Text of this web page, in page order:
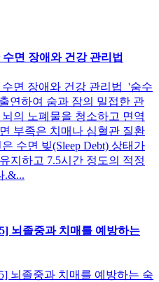
면 장애와 건강 관리법
면 장애와 건강 관리법 '숨수
연하여 숨과 잠의 밀접한 관
의 노폐물을 청소하고 면역
부족은 치매나 심혈관 질환
수면 빚(Sleep Debt) 상태가
지하고 7.5시간 정도의 적정
.&...
뇌졸중과 치매를 예방하는
뇌졸중과 치매를 예방하는 숙